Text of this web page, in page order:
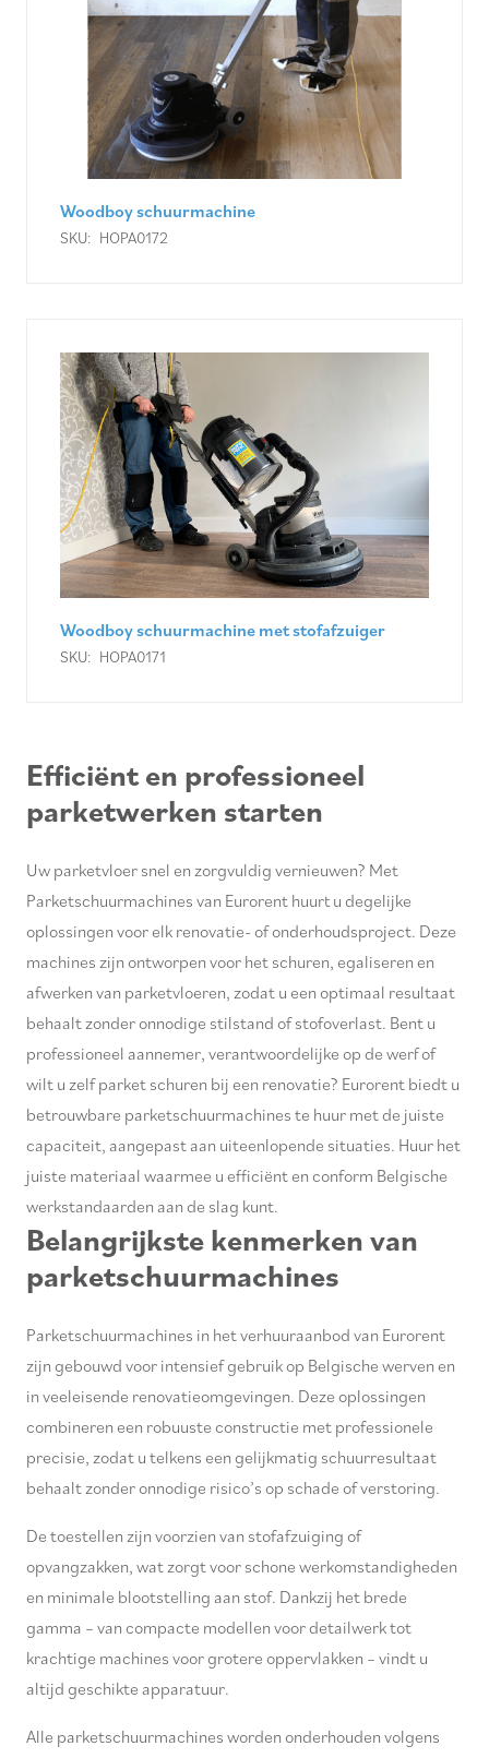
Woodboy schuurmachine
SKU: HOPA0172
Woodboy schuurmachine met stofafzuiger
SKU: HOPA0171
Efficiënt en professioneel
parketwerken starten
Uw parketvloer snel en zorgvuldig vernieuwen? Met
Parketschuurmachines van Eurorent huurt u degelijke
oplossingen voor elk renovatie- of onderhoudsproject. Deze
machines zijn ontworpen voor het schuren, egaliseren en
afwerken van parketvloeren, zodat u een optimaal resultaat
behaalt zonder onnodige stilstand of stofoverlast. Bent u
professioneel aannemer, verantwoordelijke op de werf of
wilt u zelf parket schuren bij een renovatie? Eurorent biedt u
betrouwbare parketschuurmachines te huur met de juiste
capaciteit, aangepast aan uiteenlopende situaties. Huur het
juiste materiaal waarmee u efficiënt en conform Belgische
werkstandaarden aan de slag kunt.
Belangrijkste kenmerken van
parketschuurmachines
Parketschuurmachines in het verhuuraanbod van Eurorent
zijn gebouwd voor intensief gebruik op Belgische werven en
in veeleisende renovatieomgevingen. Deze oplossingen
combineren een robuuste constructie met professionele
precisie, zodat u telkens een gelijkmatig schuurresultaat
behaalt zonder onnodige risico’s op schade of verstoring.
De toestellen zijn voorzien van stofafzuiging of
opvangzakken, wat zorgt voor schone werkomstandigheden
en minimale blootstelling aan stof. Dankzij het brede
gamma – van compacte modellen voor detailwerk tot
krachtige machines voor grotere oppervlakken – vindt u
altijd geschikte apparatuur.
Alle parketschuurmachines worden onderhouden volgens